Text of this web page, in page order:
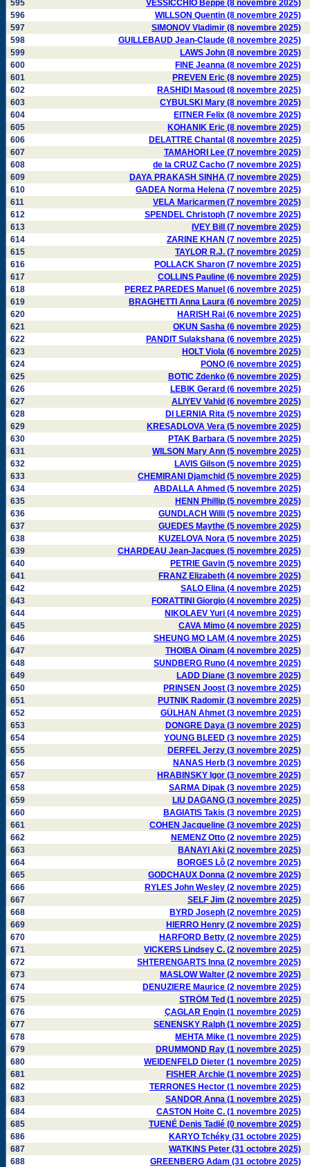
595
VESSICCHIO Beppe (8 novembre 2025)
596
WILLSON Quentin (8 novembre 2025)
597
SIMONOV Vladimir (8 novembre 2025)
598
GUILLEBAUD Jean-Claude (8 novembre 2025)
599
LAWS John (8 novembre 2025)
600
FINE Jeanna (8 novembre 2025)
601
PREVEN Eric (8 novembre 2025)
602
RASHIDI Masoud (8 novembre 2025)
603
CYBULSKI Mary (8 novembre 2025)
604
EITNER Felix (8 novembre 2025)
605
KOHANIK Eric (8 novembre 2025)
606
DELATTRE Chantal (8 novembre 2025)
607
TAMAHORI Lee (7 novembre 2025)
608
de la CRUZ Cacho (7 novembre 2025)
609
DAYA PRAKASH SINHA (7 novembre 2025)
610
GADEA Norma Helena (7 novembre 2025)
611
VELA Maricarmen (7 novembre 2025)
612
SPENDEL Christoph (7 novembre 2025)
613
IVEY Bill (7 novembre 2025)
614
ZARINE KHAN (7 novembre 2025)
615
TAYLOR R.J. (7 novembre 2025)
616
POLLACK Sharon (7 novembre 2025)
617
COLLINS Pauline (6 novembre 2025)
618
PEREZ PAREDES Manuel (6 novembre 2025)
619
BRAGHETTI Anna Laura (6 novembre 2025)
620
HARISH Rai (6 novembre 2025)
621
OKUN Sasha (6 novembre 2025)
622
PANDIT Sulakshana (6 novembre 2025)
623
HOLT Viola (6 novembre 2025)
624
PONO (6 novembre 2025)
625
BOTIC Zdenko (6 novembre 2025)
626
LEBIK Gerard (6 novembre 2025)
627
ALIYEV Vahid (6 novembre 2025)
628
DI LERNIA Rita (5 novembre 2025)
629
KRESADLOVA Vera (5 novembre 2025)
630
PTAK Barbara (5 novembre 2025)
631
WILSON Mary Ann (5 novembre 2025)
632
LAVIS Gilson (5 novembre 2025)
633
CHEMIRANI Djamchid (5 novembre 2025)
634
ABDALLA Ahmed (5 novembre 2025)
635
HENN Phillip (5 novembre 2025)
636
GUNDLACH Willi (5 novembre 2025)
637
GUEDES Maythe (5 novembre 2025)
638
KUZELOVA Nora (5 novembre 2025)
639
CHARDEAU Jean-Jacques (5 novembre 2025)
640
PETRIE Gavin (5 novembre 2025)
641
FRANZ Elizabeth (4 novembre 2025)
642
SALO Elina (4 novembre 2025)
643
FORATTINI Giorgio (4 novembre 2025)
644
NIKOLAEV Yuri (4 novembre 2025)
645
CAVA Mimo (4 novembre 2025)
646
SHEUNG MO LAM (4 novembre 2025)
647
THOIBA Oinam (4 novembre 2025)
648
SUNDBERG Runo (4 novembre 2025)
649
LADD Diane (3 novembre 2025)
650
PRINSEN Joost (3 novembre 2025)
651
PUTNIK Radomir (3 novembre 2025)
652
GÜLHAN Ahmet (3 novembre 2025)
653
DONGRE Daya (3 novembre 2025)
654
YOUNG BLEED (3 novembre 2025)
655
DERFEL Jerzy (3 novembre 2025)
656
NANAS Herb (3 novembre 2025)
657
HRABINSKY Igor (3 novembre 2025)
658
SARMA Dipak (3 novembre 2025)
659
LIU DAGANG (3 novembre 2025)
660
BAGIATIS Takis (3 novembre 2025)
661
COHEN Jacqueline (3 novembre 2025)
662
NEMENZ Otto (2 novembre 2025)
663
BANAYI Aki (2 novembre 2025)
664
BORGES Lô (2 novembre 2025)
665
GODCHAUX Donna (2 novembre 2025)
666
RYLES John Wesley (2 novembre 2025)
667
SELF Jim (2 novembre 2025)
668
BYRD Joseph (2 novembre 2025)
669
HIERRO Henry (2 novembre 2025)
670
HARFORD Betty (2 novembre 2025)
671
VICKERS Lindsey C. (2 novembre 2025)
672
SHTERENGARTS Inna (2 novembre 2025)
673
MASLOW Walter (2 novembre 2025)
674
DENUZIERE Maurice (2 novembre 2025)
675
STRÖM Ted (1 novembre 2025)
676
ÇAGLAR Engin (1 novembre 2025)
677
SENENSKY Ralph (1 novembre 2025)
678
MEHTA Mike (1 novembre 2025)
679
DRUMMOND Ray (1 novembre 2025)
680
WEIDENFELD Dieter (1 novembre 2025)
681
FISHER Archie (1 novembre 2025)
682
TERRONES Hector (1 novembre 2025)
683
SANDOR Anna (1 novembre 2025)
684
CASTON Hoite C. (1 novembre 2025)
685
TUENÉ Denis Tadié (0 novembre 2025)
686
KARYO Tchéky (31 octobre 2025)
687
WATKINS Peter (31 octobre 2025)
688
GREENBERG Adam (31 octobre 2025)